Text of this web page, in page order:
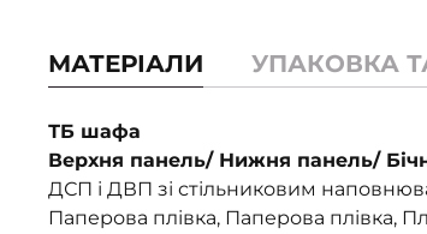
МАТЕРІАЛИ УПАКОВКА
ТБ шафа
Верхня панель/ Нижня панель/
ДСП і ДВП зі стільниковим
Паперова плівка, Паперова плівка,